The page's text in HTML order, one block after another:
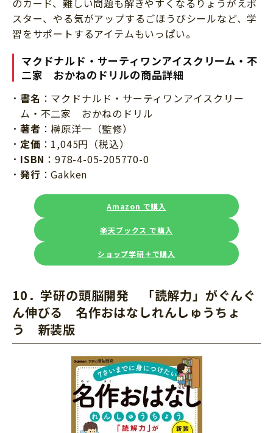
スター、やる気がアップするごほうびシールなど、学
習をサポートするアイテムもいっぱい。
マクドナルド・サーティワンアイスクリーム・不
二家 おかねのドリルの商品詳細
書名 ：マクドナルド・サーティワンアイスクリー
ム・不二家 おかねのドリル
著者 ：榊原洋一（監修）
定価 ：1,045円（税込）
ISBN ：978-4-05-205770-0
発行 ：Gakken
Amazon で購入
楽天ブックス で購入
ショップ学研＋で購入
10．学研の頭脳開発 「読解力」がぐんぐ
ん伸びる 名作おはなしれんしゅうちょ
う 新装版